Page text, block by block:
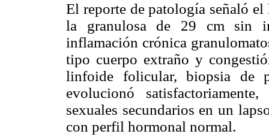
El reporte de patología señaló
la granulosa de 29 cm sin
inflamación crónica
tipo cuerpo extraño y
linfoide folicular, biopsia de
evolucionó
sexuales secundarios en un
con perfil hormonal normal.